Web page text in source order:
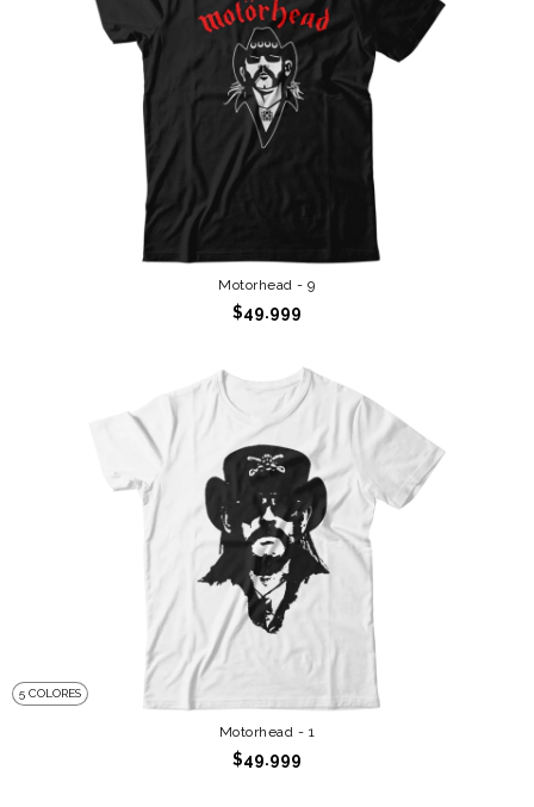
Motorhead - 9
$49.999
5 COLORES
Motorhead - 1
$49.999